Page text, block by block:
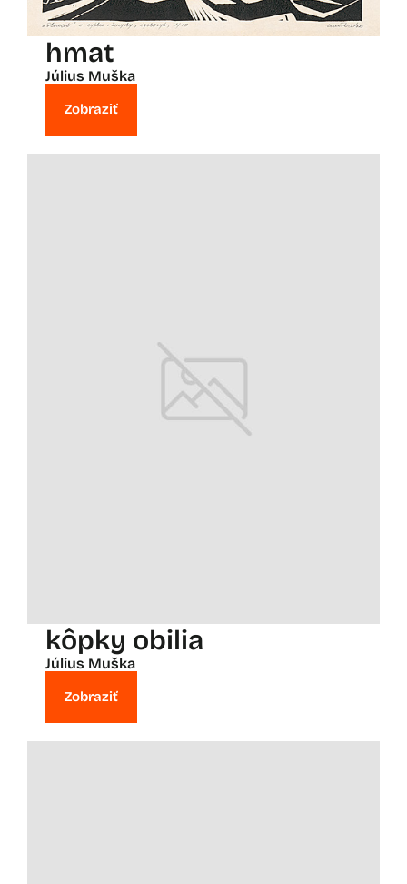
hmat
Július Muška
Zobraziť
kôpky obilia
Július Muška
Zobraziť